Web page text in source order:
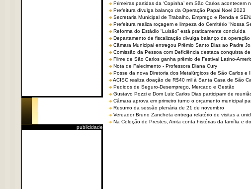
publicidade
Primeiras partidas da ‘Copinha’ em São Carlos acontecem
Prefeitura divulga balanço da Operação Papai Noel 2023
Secretaria Municipal de Trabalho, Emprego e Renda e
Prefeitura realiza roçagem e limpeza do Cemitério “Nossa
Reforma do Estádio “Luisão” está praticamente concluída
Departamento de fiscalização divulga balanço da
Câmara Municipal entregou Prêmio Santo Dias ao Padre
Comissão da Pessoa com Deficiência destaca conquista
Filme de São Carlos ganha prêmio de Festival Latino-
Nota de Falecimento - Professora Diana Cury
Posse da nova Diretoria dos Metalúrgicos de São Carlos e
ACISC realiza doação de R$40 mil à Santa Casa de São
Pedidos de Seguro-Desemprego, Mercado e Gestão
Gustavo Pozzi e Dom Luiz Carlos Dias participam de
Câmara aprova em primeiro turno o orçamento municipal
Resumo da sessão plenária de 21 de novembro
Vereador Bruno Zancheta entrega relatório de visitas a
Na Coleção de Prestes, Anita conta histórias da família e